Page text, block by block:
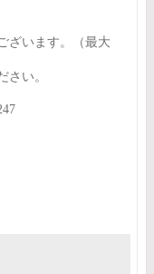
ざいます。（最大
い。